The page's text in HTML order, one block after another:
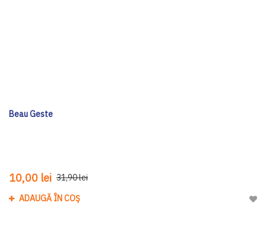
Beau Geste
10,00 lei 31,90 lei
ADAUGĂ ÎN COȘ